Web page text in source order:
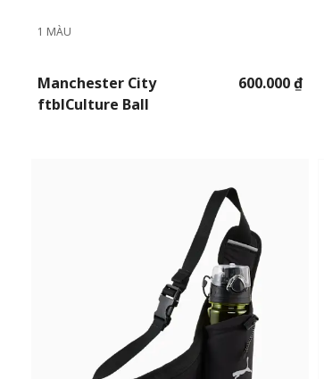
1 MÀU
Manchester City
ftblCulture Ball
600.000 ₫